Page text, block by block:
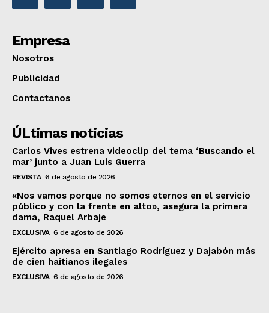
Empresa
Nosotros
Publicidad
Contactanos
ÚLtimas noticias
Carlos Vives estrena videoclip del tema ‘Buscando el
mar’ junto a Juan Luis Guerra
REVISTA 6 de agosto de 2026
«Nos vamos porque no somos eternos en el servicio
público y con la frente en alto», asegura la primera
dama, Raquel Arbaje
EXCLUSIVA 6 de agosto de 2026
Ejército apresa en Santiago Rodríguez y Dajabón más
de cien haitianos ilegales
EXCLUSIVA 6 de agosto de 2026